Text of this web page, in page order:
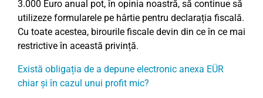
3.000 Euro anual pot, în opinia noastră, să continue să
utilizeze formularele pe hârtie pentru declarația fiscală.
Cu toate acestea, birourile fiscale devin din ce în ce mai
restrictive în această privință.
Există obligația de a depune electronic anexa EÜR
chiar și în cazul unui profit mic?